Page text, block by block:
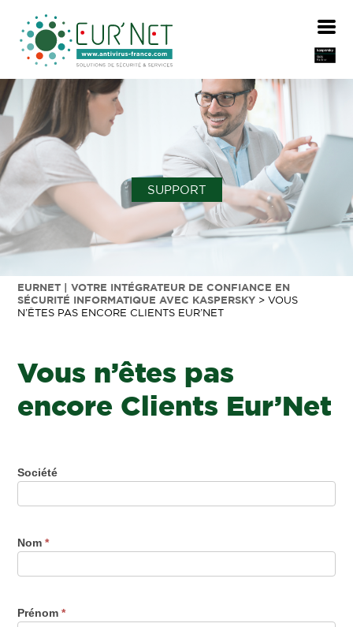
SUPPORT
EURNET | VOTRE INTÉGRATEUR DE CONFIANCE EN
SÉCURITÉ INFORMATIQUE AVEC KASPERSKY >VOUS
N’ÊTES PAS ENCORE CLIENTS EUR’NET
Vous n’êtes pas
encore Clients Eur’Net
Société
Nom*
Prénom*